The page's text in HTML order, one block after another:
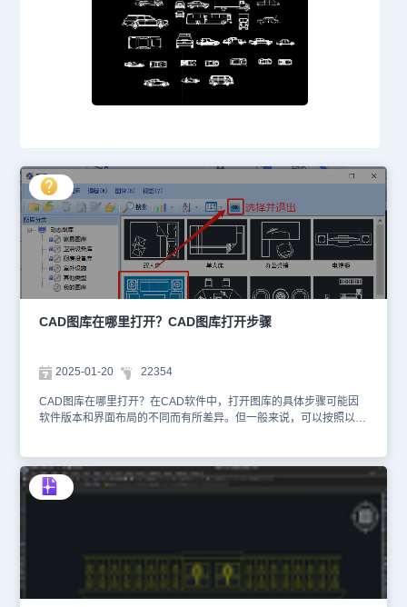
CAD图库在哪里打开？CAD图库打开步骤
2025-01-20 22354
CAD图库在哪里打开？在CAD软件中，打开图库的具体步骤可能因
软件版本和界面布局的不同而有所差异。但一般来说，可以按照以下
建一个新的图形文件。2、查找图库功能在软件界面的左侧工具箱
中，找到【图库】—【图库管理】按钮。 3、浏览图库点击该按钮，
即可进入【图库】界面，点击【常用图库】，可以在弹出的下拉菜单
中看到各种子图库，例如：二维门库、剖面门窗库、栏杆库等。 4、
选择图库素材选定图库类型后，如选择【动态图库】，图库分类列表
可打开家具图库。选择需要插入的家具图块，点击【OK】按钮，选
择并退出。 总而言之，打开CAD图库的具体方法可能因软件版本和
界面布局的不同而有所差异。大家可以根据自己使用的CAD软件版本